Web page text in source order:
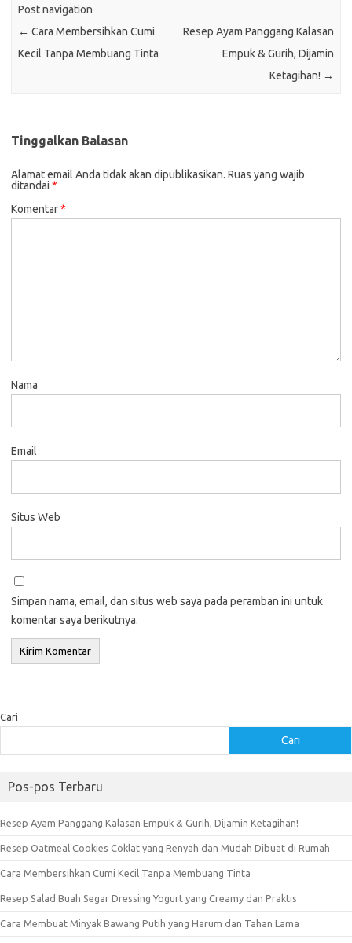
Post navigation
← Cara Membersihkan Cumi
Kecil Tanpa Membuang Tinta
Resep Ayam Panggang Kalasan
Empuk & Gurih, Dijamin
Ketagihan! →
Tinggalkan Balasan
Alamat email Anda tidak akan dipublikasikan. Ruas yang wajib
ditandai *
Komentar*
Nama
Email
Situs Web
Simpan nama, email, dan situs web saya pada peramban ini untuk
komentar saya berikutnya.
Cari
Cari
Pos-pos Terbaru
Resep Ayam Panggang Kalasan Empuk & Gurih, Dijamin Ketagihan!
Resep Oatmeal Cookies Coklat yang Renyah dan Mudah Dibuat di Rumah
Cara Membersihkan Cumi Kecil Tanpa Membuang Tinta
Resep Salad Buah Segar Dressing Yogurt yang Creamy dan Praktis
Cara Membuat Minyak Bawang Putih yang Harum dan Tahan Lama